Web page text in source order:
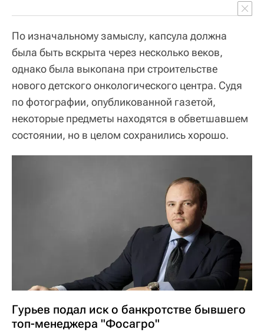
По изначальному замыслу, капсула должна
была быть вскрыта через несколько веков,
однако была выкопана при строительстве
нового детского онкологического центра. Судя
по фотографии, опубликованной газетой,
некоторые предметы находятся в обветшавшем
состоянии, но в целом сохранились хорошо.
Гурьев подал иск о банкротстве бывшего
топ-менеджера "Фосагро"